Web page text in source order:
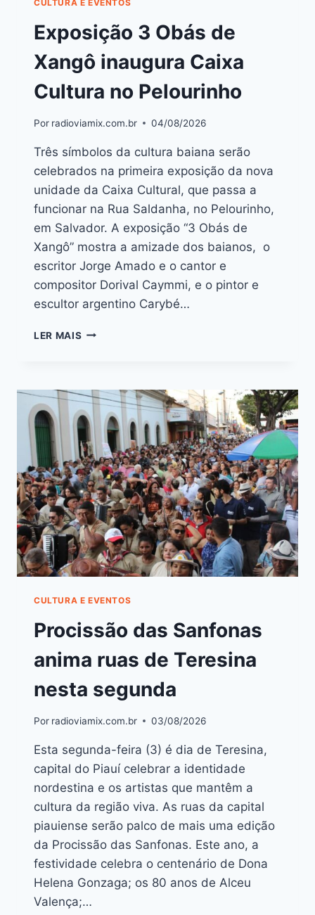
CULTURA E EVENTOS
Exposição 3 Obás de
Xangô inaugura Caixa
Cultura no Pelourinho
Por radioviamix.com.br 04/08/2026
Três símbolos da cultura baiana serão
celebrados na primeira exposição da nova
unidade da Caixa Cultural, que passa a
funcionar na Rua Saldanha, no Pelourinho,
em Salvador. A exposição “3 Obás de
Xangô” mostra a amizade dos baianos, o
escritor Jorge Amado e o cantor e
compositor Dorival Caymmi, e o pintor e
escultor argentino Carybé…
LER MAIS
CULTURA E EVENTOS
Procissão das Sanfonas
anima ruas de Teresina
nesta segunda
Por radioviamix.com.br 03/08/2026
Esta segunda-feira (3) é dia de Teresina,
capital do Piauí celebrar a identidade
nordestina e os artistas que mantêm a
cultura da região viva. As ruas da capital
piauiense serão palco de mais uma edição
da Procissão das Sanfonas. Este ano, a
festividade celebra o centenário de Dona
Helena Gonzaga; os 80 anos de Alceu
Valença;…